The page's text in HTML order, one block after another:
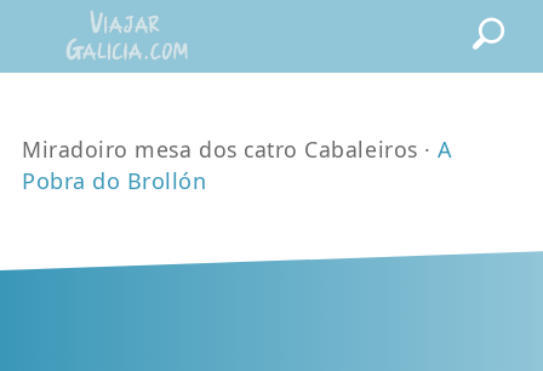
Miradoiro mesa dos catro Cabaleiros ·A
Pobra do Brollón